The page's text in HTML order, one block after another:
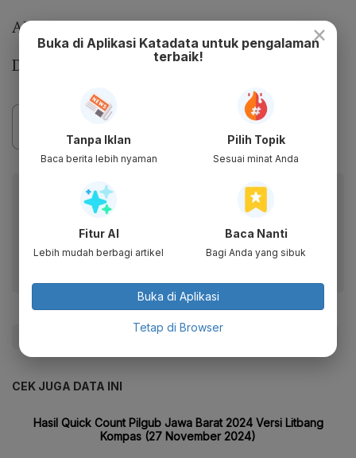
Ahmad Syaikhu - Ilham Habibie18.28%
Dedi Mulyadi - Erwan Setiawan62.22%
Baca artikel ini lewat aplikasi mobile.
Dapatkan pengalaman membaca lebih nyaman dan nikmati
fitur menarik lainnya lewat aplikasi mobile Katadata.
#Update Me #Pilkada
CEK JUGA DATA INI
×
Buka di Aplikasi Katadata untuk pengalaman
terbaik!
Tanpa Iklan
Baca berita lebih nyaman
Pilih Topik
Sesuai minat Anda
Fitur AI
Lebih mudah berbagi artikel
Baca Nanti
Bagi Anda yang sibuk
Buka di Aplikasi
Tetap di Browser